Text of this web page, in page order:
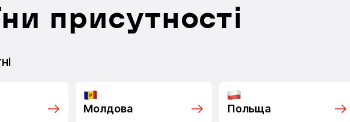
присутності
Молдова Польща